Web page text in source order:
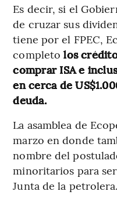
Es decir, si el
de cruzar sus
tiene por el FPEC,
completolos
comprar ISA e
en cerca de
deuda.
La asamblea de
marzo en donde
nombre del
minoritarios para
Junta de la petrolera.